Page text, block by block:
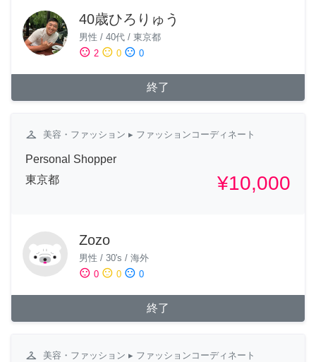
40歳ひろりゅう
男性 / 40代 / 東京都
sentiment_satisfied 2 sentiment_neutral 0 sentiment_dissatisfied 0
終了
checkroom 美容・ファッション ▸ ファッションコーディネート
Personal Shopper
東京都
¥10,000
Zozo
男性 / 30's / 海外
sentiment_satisfied 0 sentiment_neutral 0 sentiment_dissatisfied 0
終了
checkroom 美容・ファッション ▸ ファッションコーディネート